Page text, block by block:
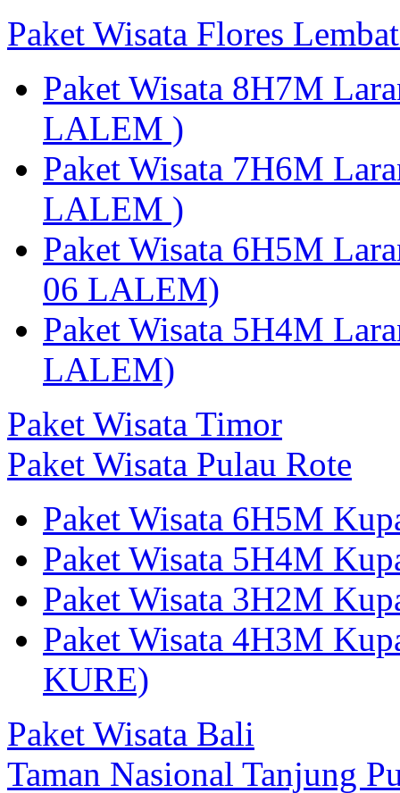
Paket Wisata Flores
Paket Wisata 8H7M
LALEM )
Paket Wisata 7H6M
LALEM )
Paket Wisata 6H5M
06 LALEM)
Paket Wisata 5H4M
LALEM)
Paket Wisata Timor
Paket Wisata Pulau Rote
Paket Wisata 6H5M
Paket Wisata 5H4M
Paket Wisata 3H2M
Paket Wisata 4H3M
KURE)
Paket Wisata Bali
Taman Nasional Tanjung